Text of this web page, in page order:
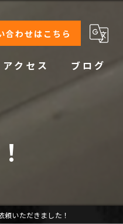
合わせはこちら
アクセス ブログ
頼いただきました！